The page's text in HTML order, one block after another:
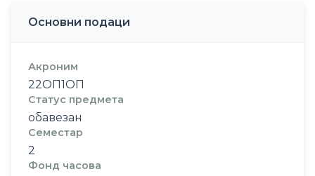
Основни подаци
Акроним
22ОП1ОП
Статус предмета
обавезан
Семестар
2
Фонд часова